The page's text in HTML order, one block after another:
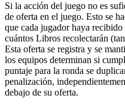
Si la acción del juego no es
de oferta en el juego. Esto se
que cada jugador haya
cuántos Libros recolectarán
Esta oferta se registra y se
los equipos determinan si
puntaje para la ronda se
penalización,
debajo de su oferta.